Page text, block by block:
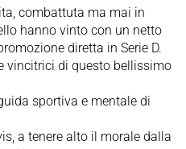
combattuta ma mai in
hanno vinto con un netto
diretta in Serie D.
vincitrici di questo bellissimo
sportiva e mentale di
a tenere alto il morale dalla